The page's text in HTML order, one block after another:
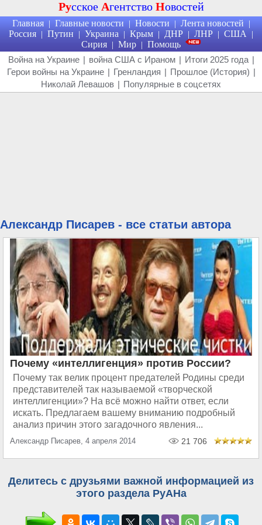
Русское Агентство Новостей
Главная | Главные новости | Новости | Лента новостей |
Россия | Путин | Украина | Крым | ДНР | ЛНР | США |
Сирия | Мир | Помощь
Война на Украине | война США с Ираном | Итоги 2025 года |
Герои войны на Украине | Гренландия | Прошлое (История) |
Николай Левашов | Популярные в соцсетях
Александр Писарев - все статьи автора
Почему «интеллигенция» против России?
Почему так велик процент предателей Родины среди
представителей так называемой «творческой
интеллигенции»? На всё можно найти ответ, если
искать. Предлагаем вашему вниманию подробный
анализ причин этого загадочного явления...
Александр Писарев, 4 апреля 2014 21 706
Делитесь с друзьями важной информацией из
этого раздела РуАНа